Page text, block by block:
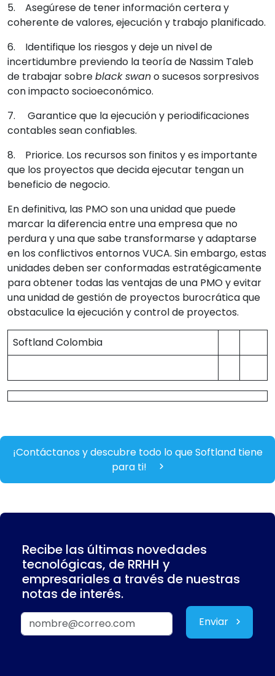
5. Asegúrese de tener información certera y
coherente de valores, ejecución y trabajo planificado.
6. Identifique los riesgos y deje un nivel de
incertidumbre previendo la teoría de Nassim Taleb
de trabajar sobreblack swano sucesos sorpresivos
con impacto socioeconómico.
7. Garantice que la ejecución y periodificaciones
contables sean confiables.
8. Priorice. Los recursos son finitos y es importante
que los proyectos que decida ejecutar tengan un
beneficio de negocio.
En definitiva, las PMO son una unidad que puede
marcar la diferencia entre una empresa que no
perdura y una que sabe transformarse y adaptarse
en los conflictivos entornos VUCA. Sin embargo, estas
unidades deben ser conformadas estratégicamente
para obtener todas las ventajas de una PMO y evitar
una unidad de gestión de proyectos burocrática que
obstaculice la ejecución y control de proyectos.
Softland Colombia
¡Contáctanos y descubre todo lo que Softland tiene
para ti!
Recibe las últimas novedades
tecnológicas, de RRHH y
empresariales a través de nuestras
notas de interés.
Enviar